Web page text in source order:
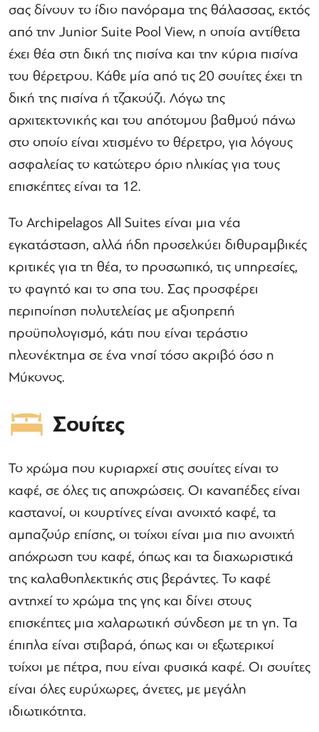
σας δίνουν το ίδιο πανόραμα της θάλασσας, εκτός
από την Junior Suite Pool View, η οποία αντίθετα
έχει θέα στη δική της πισίνα και την κύρια πισίνα
του θέρετρου. Κάθε μία από τις 20 σουίτες έχει τη
δική της πισίνα ή τζακούζι. Λόγω της
αρχιτεκτονικής και του απότομου βαθμού πάνω
στο οποίο είναι χτισμένο το θέρετρο, για λόγους
ασφαλείας το κατώτερο όριο ηλικίας για τους
επισκέπτες είναι τα 12.
Το Archipelagos All Suites είναι μια νέα
εγκατάσταση, αλλά ήδη προσελκύει διθυραμβικές
κριτικές για τη θέα, το προσωπικό, τις υπηρεσίες,
το φαγητό και το σπα του. Σας προσφέρει
περιποίηση πολυτελείας με αξιοπρεπή
προϋπολογισμό, κάτι που είναι τεράστιο
πλεονέκτημα σε ένα νησί τόσο ακριβό όσο η
Μύκονος.
Σουίτες
Το χρώμα που κυριαρχεί στις σουίτες είναι το
καφέ, σε όλες τις αποχρώσεις. Οι καναπέδες είναι
καστανοί, οι κουρτίνες είναι ανοιχτό καφέ, τα
αμπαζούρ επίσης, οι τοίχοι είναι μια πιο ανοιχτή
απόχρωση του καφέ, όπως και τα διαχωριστικά
της καλαθοπλεκτικής στις βεράντες. Το καφέ
αντηχεί το χρώμα της γης και δίνει στους
επισκέπτες μια χαλαρωτική σύνδεση με τη γη. Τα
έπιπλα είναι στιβαρά, όπως και οι εξωτερικοί
τοίχοι με πέτρα, που είναι φυσικά καφέ. Οι σουίτες
είναι όλες ευρύχωρες, άνετες, με μεγάλη
ιδιωτικότητα.